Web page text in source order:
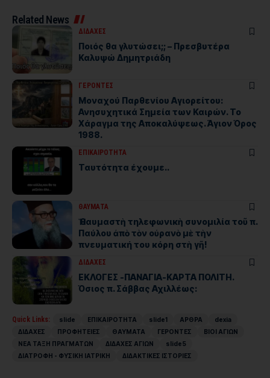
Related News
ΔΙΔΑΧΕΣ
Ποιός θα γλυτώσει;; – Πρεσβυτέρα
Καλυψώ Δημητριάδη
ΓΕΡΟΝΤΕΣ
Μοναχού Παρθενίου Αγιορείτου:
Ανησυχητικά Σημεία των Καιρών. Το
Χάραγμα της Αποκαλύψεως. Άγιον Όρος
1988.
ΕΠΙΚΑΙΡΟΤΗΤΑ
Ταυτότητα έχουμε..
ΘΑΥΜΑΤΑ
Ἡ θαυμαστὴ τηλεφωνικὴ συνομιλία τοῦ π.
Παύλου ἀπὸ τὸν οὐρανὸ μὲ τὴν
πνευματική του κόρη στὴ γῆ!
ΔΙΔΑΧΕΣ
ΕΚΛΟΓΕΣ -ΠΑΝΑΓΙΑ-ΚΑΡΤΑ ΠΟΛΙΤΗ.
Όσιος π. Σάββας Αχιλλέως:
Quick Links: slide ΕΠΙΚΑΙΡΟΤΗΤΑ slide1 ΑΡΘΡΑ
dexia
ΔΙΔΑΧΕΣ
ΠΡΟΦΗΤΕΙΕΣ ΘΑΥΜΑΤΑ ΓΕΡΟΝΤΕΣ
ΒΙΟΙ ΑΓΙΩΝ
ΝΕΑ ΤΑΞΗ ΠΡΑΓΜΑΤΩΝ
ΔΙΔΑΧΕΣ ΑΓΙΩΝ
slide5
ΔΙΑΤΡΟΦΗ - ΦΥΣΙΚΗ ΙΑΤΡΙΚΗ
ΔΙΔΑΚΤΙΚΕΣ ΙΣΤΟΡΙΕΣ